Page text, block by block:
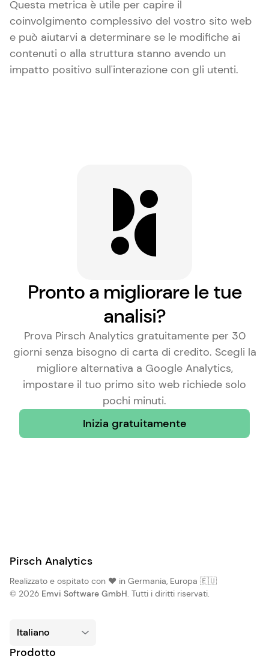
Questa metrica è utile per capire il
coinvolgimento complessivo del vostro sito web
e può aiutarvi a determinare se le modifiche ai
contenuti o alla struttura stanno avendo un
impatto positivo sull'interazione con gli utenti.
Pronto a migliorare le tue
analisi?
Prova Pirsch Analytics gratuitamente per 30
giorni senza bisogno di carta di credito. Scegli la
migliore alternativa a Google Analytics,
impostare il tuo primo sito web richiede solo
pochi minuti.
Inizia gratuitamente
Pirsch Analytics
Realizzato e ospitato con ❤️ in Germania, Europa 🇪🇺
© 2026 Emvi Software GmbH. Tutti i diritti riservati.
Prodotto